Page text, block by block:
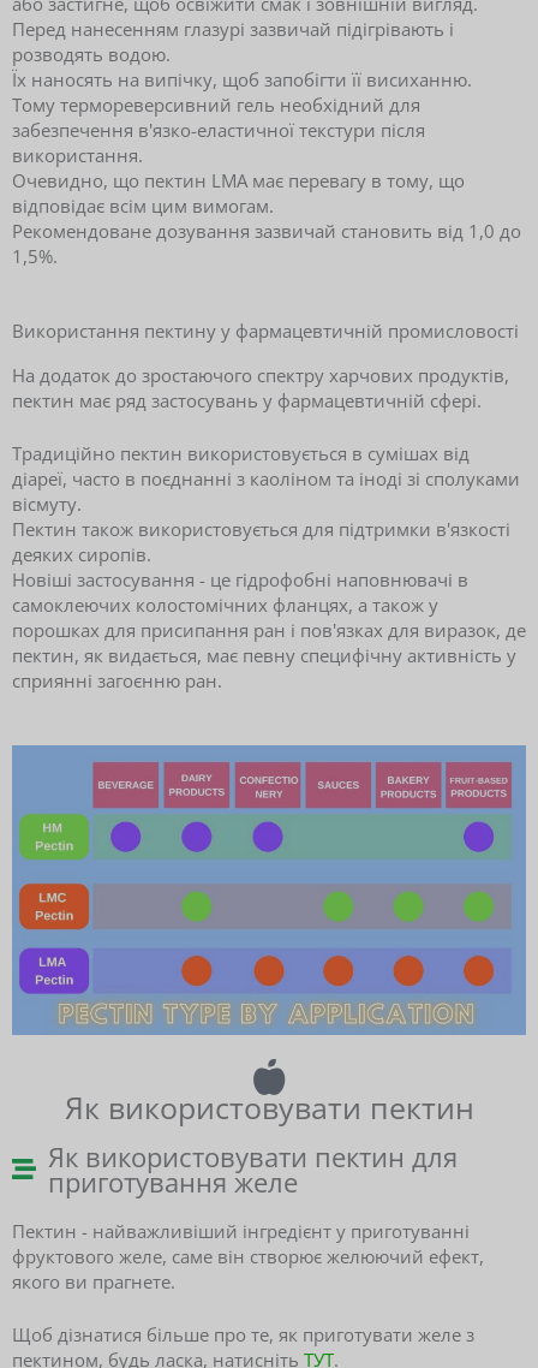
Перед нанесенням глазурі зазвичай підігрівають і
розводять водою.
Їх наносять на випічку, щоб запобігти її висиханню.
Тому термореверсивний гель необхідний для
забезпечення в'язко-еластичної текстури після
використання.
Очевидно, що пектин LMA має перевагу в тому, що
відповідає всім цим вимогам.
Рекомендоване дозування зазвичай становить від 1,0 до
1,5%.
Використання пектину у фармацевтичній промисловості
На додаток до зростаючого спектру харчових продуктів,
пектин має ряд застосувань у фармацевтичній сфері.
Традиційно пектин використовується в сумішах від
діареї, часто в поєднанні з каоліном та іноді зі сполуками
вісмуту.
Пектин також використовується для підтримки в'язкості
деяких сиропів.
Новіші застосування - це гідрофобні наповнювачі в
самоклеючих колостомічних фланцях, а також у
порошках для присипання ран і пов'язках для виразок, де
пектин, як видається, має певну специфічну активність у
сприянні загоєнню ран.
Як використовувати пектин
Як використовувати пектин для
приготування желе
Пектин - найважливіший інгредієнт у приготуванні
фруктового желе, саме він створює желюючий ефект,
якого ви прагнете.
Щоб дізнатися більше про те, як приготувати желе з
пектином, будь ласка, натисніть ТУТ.